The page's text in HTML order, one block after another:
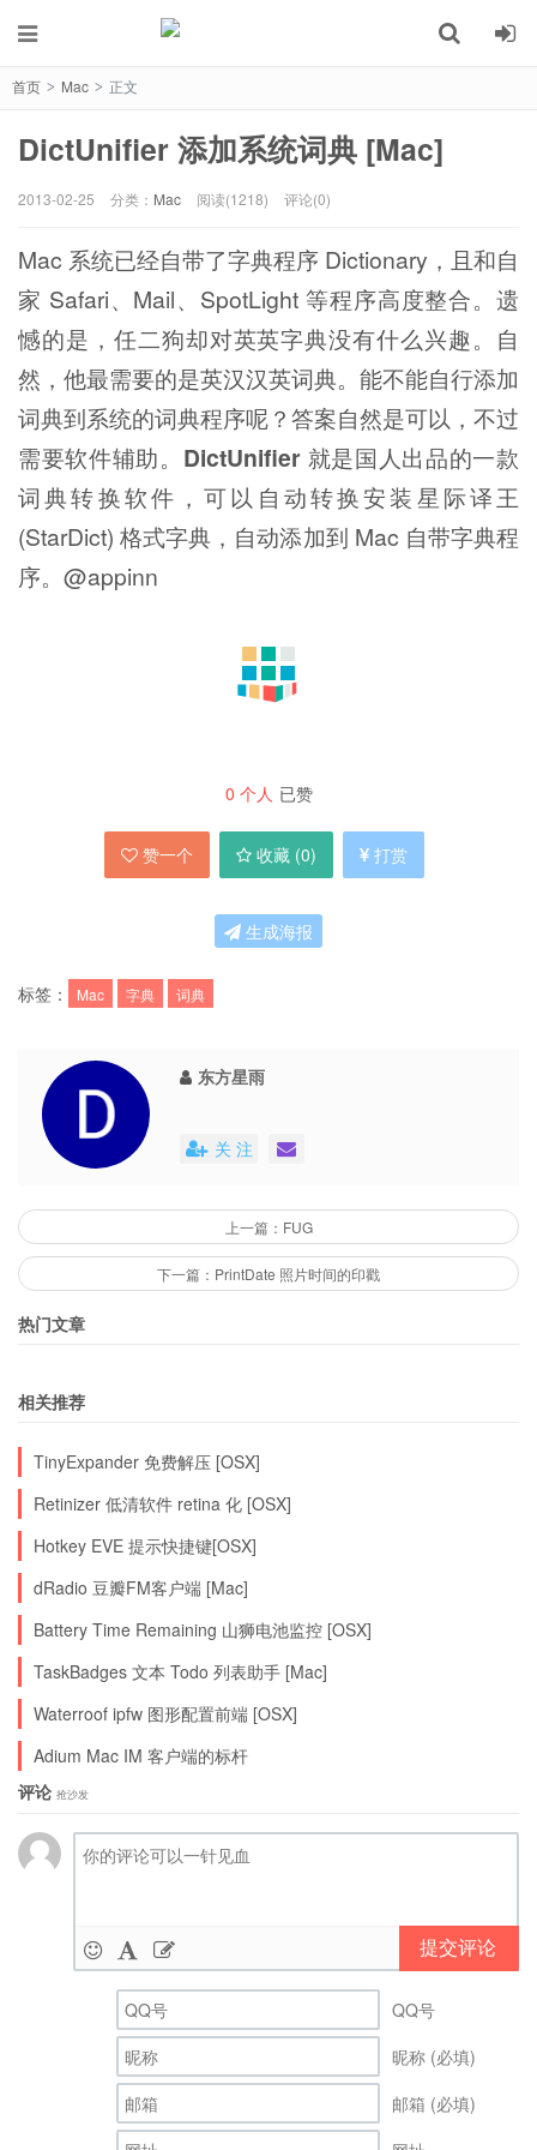
首页 > Mac > 正文
DictUnifier 添加系统词典 [Mac]
2013-02-25 分类： Mac 阅读(1218) 评论(0)
Mac 系统已经自带了字典程序 Dictionary，且和自
家 Safari、Mail、SpotLight 等程序高度整合。遗
憾的是，任二狗却对英英字典没有什么兴趣。自
然，他最需要的是英汉汉英词典。能不能自行添加
词典到系统的词典程序呢？答案自然是可以，不过
需要软件辅助。 DictUnifier就是国人出品的一款
词典转换软件，可以自动转换安装星际译王
(StarDict) 格式字典，自动添加到 Mac 自带字典程
序。@appinn
0 个人 已赞
赞一个 收藏 (0) 打赏
生成海报
标签： Mac 字典 词典
东方星雨
关 注
上一篇：FUG
下一篇：PrintDate 照片时间的印戳
热门文章
相关推荐
TinyExpander 免费解压 [OSX]
Retinizer 低清软件 retina 化 [OSX]
Hotkey EVE 提示快捷键[OSX]
dRadio 豆瓣FM客户端 [Mac]
Battery Time Remaining 山狮电池监控 [OSX]
TaskBadges 文本 Todo 列表助手 [Mac]
Waterroof ipfw 图形配置前端 [OSX]
Adium Mac IM 客户端的标杆
评论 抢沙发
提交评论
QQ号
昵称 (必填)
邮箱 (必填)